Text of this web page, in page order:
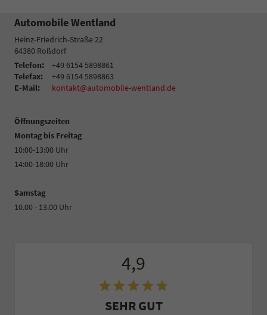
Automobile Wentland
Heinz-Friedrich-Straße 22
64380 Roßdorf
Telefon:
+49 6154 5898861
Telefax:
+49 6154 5898863
E-Mail:
kontakt@automobile-wentland.de
Öffnungszeiten
Montag bis Freitag
10:00-13:00 Uhr
14:00-18:00 Uhr
Samstag
10.00 - 13.00 Uhr
4,9
SEHR GUT